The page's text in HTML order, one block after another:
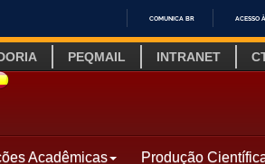
IR
O
COMUNICA BR ACESSO
PEQMAIL INTRANET
SITE ESPANHOL
Acadêmicas Produção